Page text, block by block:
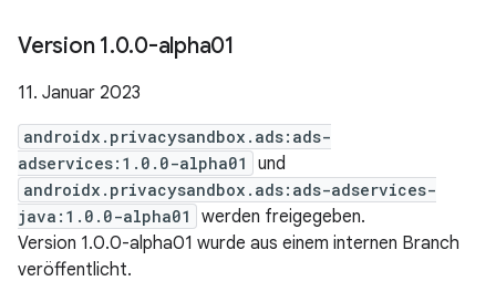
Version 1.0.0-alpha01
11. Januar 2023
androidx.privacysandbox.ads:ads-
adservices:1.0.0-alpha01
und
androidx.privacysandbox.ads:ads-adservices-
java:1.0.0-alpha01
werden freigegeben.
Version 1.0.0-alpha01 wurde aus einem internen Branch
veröffentlicht.